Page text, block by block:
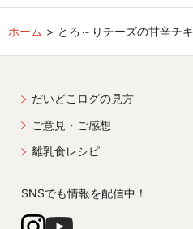
ホーム とろ～りチーズの甘辛チ
だいどこログの見方
ご意見・ご感想
離乳食レシピ
SNSでも情報を配信中！